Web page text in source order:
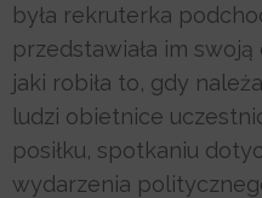
była rekruterka
przedstawiała im
jaki robiła to, gdy
ludzi obietnice
posiłku, spotkaniu
wydarzenia